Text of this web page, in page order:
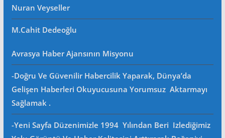
Nuran Veyseller
M.Cahit Dedeoğlu
Avrasya Haber Ajansının Misyonu
-Doğru Ve Güvenilir Habercilik Yaparak, Dünya’da
Gelişen Haberleri Okuyucusuna Yorumsuz Aktarmayı
Sağlamak .
-Yeni Sayfa Düzenimizle 1994 Yılından Beri Izlediğimiz